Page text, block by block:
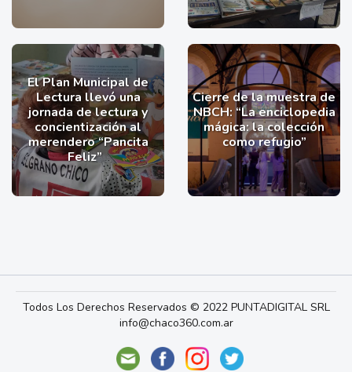
El Plan Municipal de
Lectura llevó una
jornada de lectura y
concientización al
merendero “Pancita
Feliz”
Cierre de la muestra de
NBCH: “La enciclopedia
mágica: la colección
como refugio”
Todos Los Derechos Reservados © 2022 PUNTADIGITAL SRL
info@chaco360.com.ar